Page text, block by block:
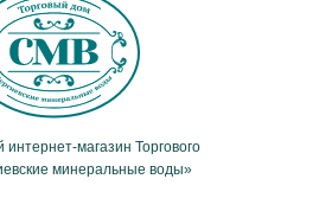
магазин Торгового
минеральные воды»